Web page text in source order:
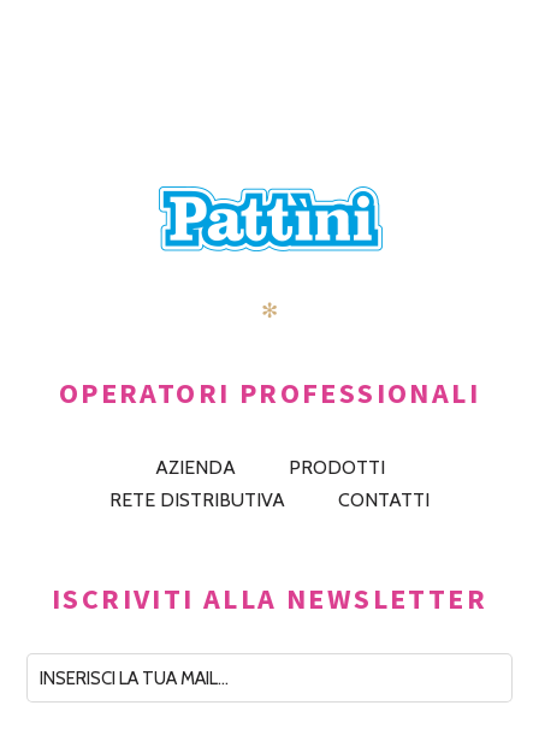
✻
OPERATORI PROFESSIONALI
AZIENDA
PRODOTTI
RETE DISTRIBUTIVA
CONTATTI
ISCRIVITI ALLA NEWSLETTER